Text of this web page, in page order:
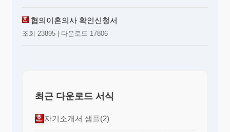
협의이혼의사 확인신청서
조회 23895 | 다운로드 17806
최근 다운로드 서식
자기소개서 샘플(2)